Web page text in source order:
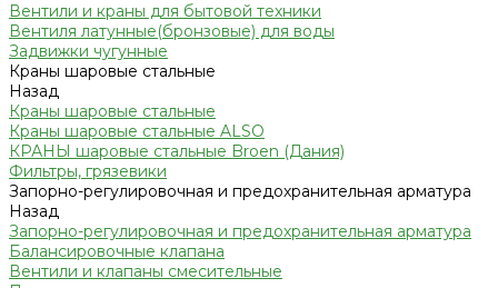
Вентили и краны для бытовой техники
Вентиля латунные(бронзовые) для воды
Задвижки чугунные
Краны шаровые стальные
Назад
Краны шаровые стальные
Краны шаровые стальные ALSO
КРАНЫ шаровые стальные Broen (Дания)
Фильтры, грязевики
Запорно-регулировочная и предохранительная арматура
Назад
Запорно-регулировочная и предохранительная арматура
Балансировочные клапана
Вентили и клапаны смесительные